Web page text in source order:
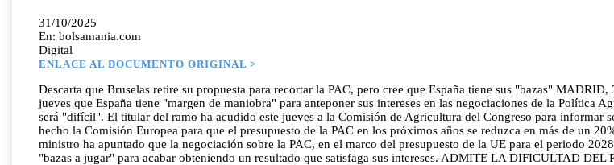
31/10/2025
En: bolsamania.com
Digital
ENLACE AL DOCUMENTO ORIGINAL >
Descarta que Bruselas retire su propuesta para recortar la PAC, pero cree que España tiene sus "bazas"
jueves que España tiene "margen de maniobra" para anteponer sus intereses en las negociaciones de la Política
será "difícil". El titular del ramo ha acudido este jueves a la Comisión de Agricultura del Congreso para informar
hecho la Comisión Europea para que el presupuesto de la PAC en los próximos años se reduzca en más de un
ministro ha apuntado que la negociación sobre la PAC, en el marco del presupuesto de la UE para el periodo
"bazas a jugar" para acabar obteniendo un resultado que satisfaga sus intereses. ADMITE LA DIFICULTAD